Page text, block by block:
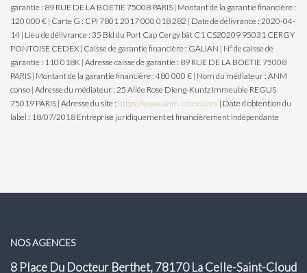
garantie : 89 RUE DE LA BOETIE 75008 PARIS | Montant de la garantie financière :
120 000 € | Carte G : CPI 7801 2017 000 018 282 | Date de délivrance : 2020-04-
14 | Lieu de délivrance : 35 Bld du Port Cap Cergy bât C1 CS20209 95031 CERGY
PONTOISE CEDEX | Caisse de garantie financière : GALIAN | N° de caisse de
garantie : 110 018K | Adresse caisse de garantie : 89 RUE DE LA BOETIE 75008
PARIS | Montant de la garantie financière : 480 000 € | Nom du médiateur : ANM
conso | Adresse du médiateur : 25 Allée Rose Dieng-Kuntz Immeuble REGUS
75019 PARIS | Adresse du site : https://www.anm-conso.com | Date d'obtention du
label : 18/07/2018 Entreprise juridiquement et financièrement indépendante
NOS AGENCES
8 Place Du Docteur Berthet, 78170 La Celle-Saint-Cloud